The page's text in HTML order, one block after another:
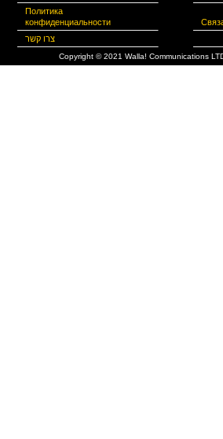
Политика
конфиденциальности
צרו קשר
Copyright © 2021 Walla! Communications